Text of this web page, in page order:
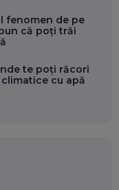
CU COMUNITATEA
PE SCENĂ, INVITATUL
CEILALȚI. VIN JASON
PESTE 60 DE
ÎNVĂȚĂM SĂ DISCUTĂM
fenomen de pe
că poți trăi
te poți răcori
cu apă